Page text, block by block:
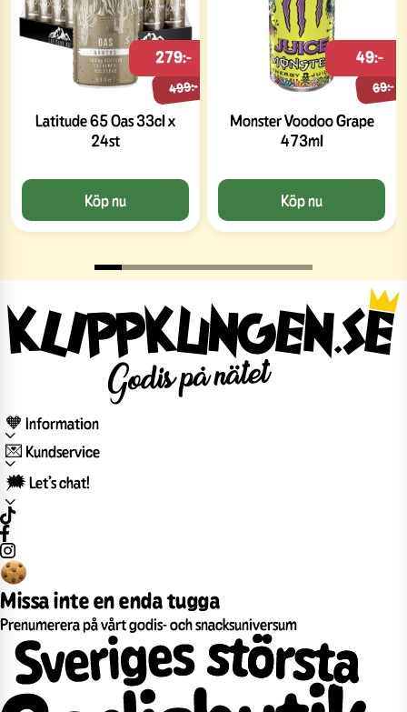
Latitude 65 Oas 33cl x
24st
499:-
279:-
Köp nu
Monster Voodoo Grape
473ml
69:-
49:-
Köp nu
🧡 Information
💌 Kundservice
🗯️ Let’s chat!
Missa inte en enda tugga
Prenumerera på vårt godis- och snacksuniversum